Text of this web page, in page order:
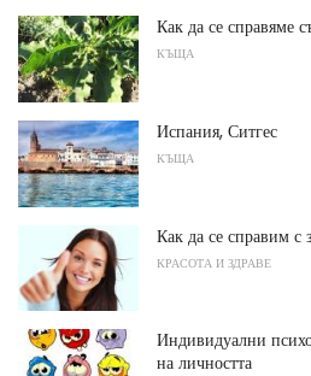
Как да се справяме
КЪЩА
Испания, Ситгес
КЪЩА
Как да се справим с
КРАСОТА И ЗДРАВЕ
Индивидуални
на личността